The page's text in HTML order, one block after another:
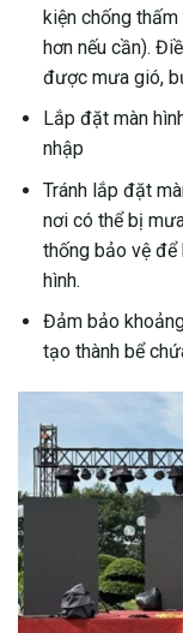
kiện chống
hơn nếu cần).
được mưa gió,
Lắp đặt màn
nhập
Tránh lắp đặt
nơi có thể bị
thống bảo vệ để
hình.
Đảm bảo
tạo thành bể